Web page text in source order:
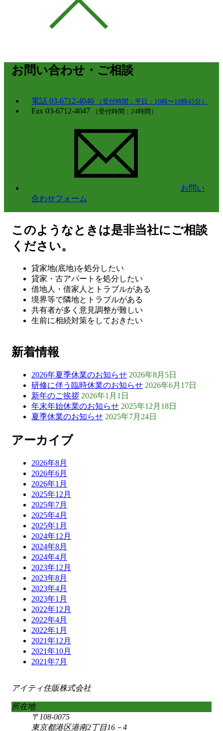
お問い合わせ・ご相談
電話 03-6712-4046 （受付時間：平日：10時〜19時45分）
Fax 03-6712-4047 （受付時間：24時間）
お問い
合わせフォーム
このようなときは是非当社にご相談
ください。
貸家地(底地)を処分したい
貸家・古アパートを処分したい
借地人・借家人とトラブルがある
境界等で隣地とトラブルがある
共有者が多く意見調整が難しい
生前に相続対策をしておきたい
新着情報
2026年夏季休業のお知らせ 2026年8月5日
研修に伴う臨時休業のお知らせ 2026年6月17日
新年のご挨拶 2026年1月1日
年末年始休業のお知らせ 2025年12月18日
夏季休業のお知らせ 2025年7月24日
アーカイブ
2026年8月
2026年6月
2026年1月
2025年12月
2025年7月
2025年4月
2025年1月
2024年12月
2024年8月
2024年4月
2023年12月
2023年8月
2023年4月
2023年1月
2022年12月
2022年4月
2022年1月
2021年12月
2021年10月
2021年7月
アイティ住販株式会社
所在地
〒108-0075
東京都港区港南2丁目16－4